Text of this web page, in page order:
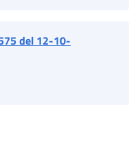
del 12-10-